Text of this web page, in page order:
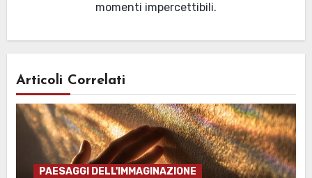
momenti impercettibili.
Articoli Correlati
PAESAGGI DELL'IMMAGINAZIONE